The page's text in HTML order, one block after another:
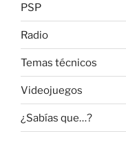
PSP
Radio
Temas técnicos
Videojuegos
¿Sabías que…?